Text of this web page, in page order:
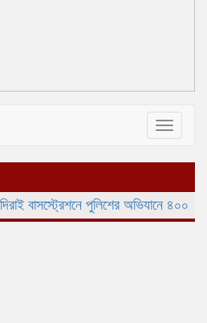
Toggle
বাসস্ট্রেশনে পুলিশের অভিযানে ৪০০ পিস